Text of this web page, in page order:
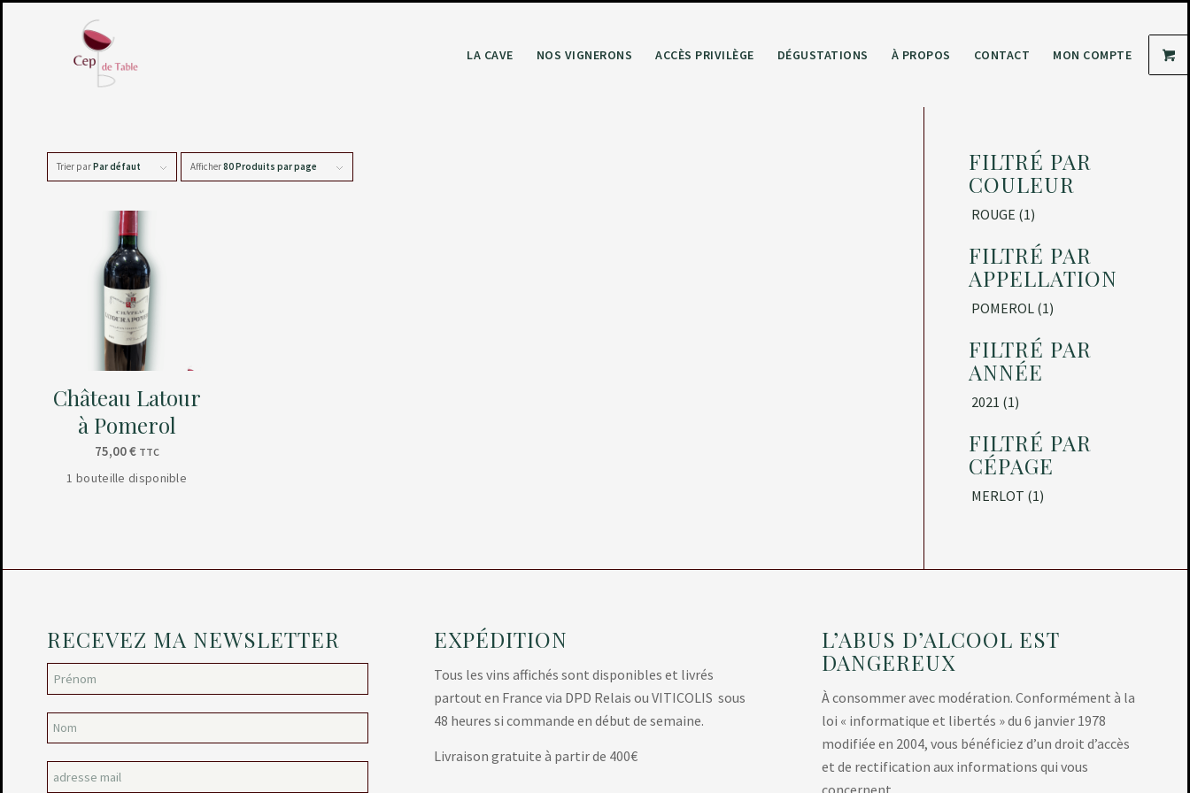
LA CAVE NOS VIGNERONS ACCÈS PRIVILÈGE DÉGUSTATIONS À PROPOS CONTACT MON COMPTE
Trier parPar défaut Afficher80 Produits par page
Château Latour
à Pomerol
75,00€ TTC
1 bouteille disponible
FILTRÉ PAR
COULEUR
ROUGE (1)
FILTRÉ PAR
APPELLATION
POMEROL (1)
FILTRÉ PAR
ANNÉE
2021 (1)
FILTRÉ PAR
CÉPAGE
MERLOT (1)
RECEVEZ MA NEWSLETTER EXPÉDITION
Tous les vins affichés sont disponibles et livrés
partout en France via DPD Relais ou VITICOLIS sous
48 heures si commande en début de semaine.
Livraison gratuite à partir de 400€
L’ABUS D’ALCOOL EST
DANGEREUX
À consommer avec modération. Conformément à la
loi « informatique et libertés » du 6 janvier 1978
modifiée en 2004, vous bénéficiez d’un droit d’accès
et de rectification aux informations qui vous
concernent.